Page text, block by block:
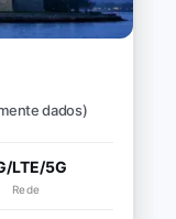
dados)
LTE/5G
Rede